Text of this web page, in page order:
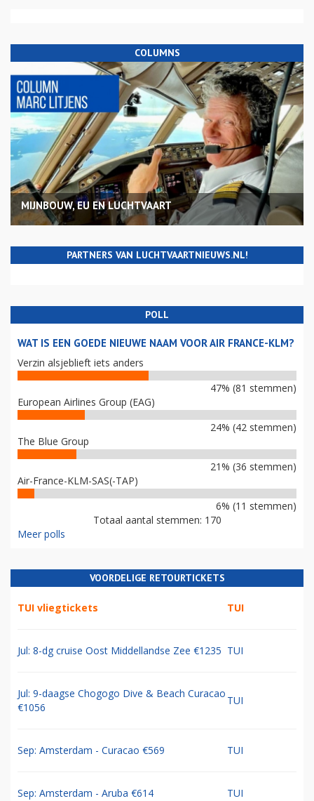
COLUMNS
MIJNBOUW, EU EN LUCHTVAART
PARTNERS VAN LUCHTVAARTNIEUWS.NL!
POLL
WAT IS EEN GOEDE NIEUWE NAAM VOOR AIR FRANCE-KLM?
Verzin alsjeblieft iets anders
47% (81 stemmen)
European Airlines Group (EAG)
24% (42 stemmen)
The Blue Group
21% (36 stemmen)
Air-France-KLM-SAS(-TAP)
6% (11 stemmen)
Totaal aantal stemmen: 170
Meer polls
VOORDELIGE RETOURTICKETS
TUI vliegtickets TUI
Jul: 8-dg cruise Oost Middellandse Zee €1235 TUI
Jul: 9-daagse Chogogo Dive & Beach Curacao
€1056
TUI
Sep: Amsterdam - Curacao €569 TUI
Sep: Amsterdam - Aruba €614 TUI